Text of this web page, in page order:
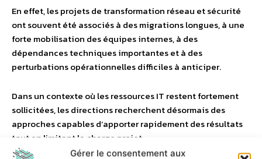
Gérer le consentement aux
En effet, les projets de transformation réseau et sécurité
ont souvent été associés à des migrations longues, à une
forte mobilisation des équipes internes, à des
dépendances techniques importantes et à des
perturbations opérationnelles difficiles à anticiper.
Dans un contexte où les ressources IT restent fortement
sollicitées, les directions recherchent désormais des
approches capables d’apporter rapidement des résultats
tout en limitant la charge projet.